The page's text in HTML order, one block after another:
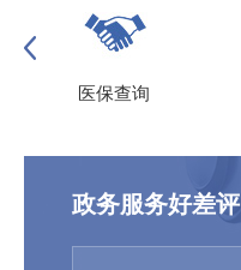
医保查询
政务服务好差评